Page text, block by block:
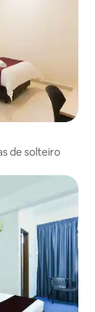
de solteiro